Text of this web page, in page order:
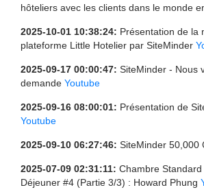
hôteliers avec les clients dans le monde
2025-10-01 10:38:24: Présentation de la
plateforme Little Hotelier par SiteMinder
2025-09-17 00:00:47: SiteMinder - Nous
demande Youtube
2025-09-16 08:00:01: Présentation de
Youtube
2025-09-10 06:27:46: SiteMinder 50,000
2025-07-09 02:31:11: Chambre Standard
Déjeuner #4 (Partie 3/3) : Howard Phung